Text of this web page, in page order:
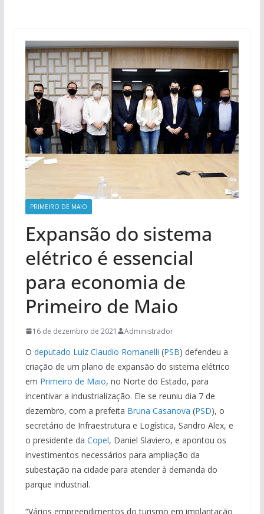
PRIMEIRO DE MAIO
Expansão do sistema
elétrico é essencial
para economia de
Primeiro de Maio
16 de dezembro de 2021 Administrador
O deputado Luiz Claudio Romanelli (PSB) defendeu a
criação de um plano de expansão do sistema elétrico
em Primeiro de Maio, no Norte do Estado, para
incentivar a industrialização. Ele se reuniu dia 7 de
dezembro, com a prefeita Bruna Casanova (PSD), o
secretário de Infraestrutura e Logística, Sandro Alex, e
o presidente da Copel, Daniel Slaviero, e apontou os
investimentos necessários para ampliação da
subestação na cidade para atender à demanda do
parque industrial.
“Vários empreendimentos do turismo em implantação